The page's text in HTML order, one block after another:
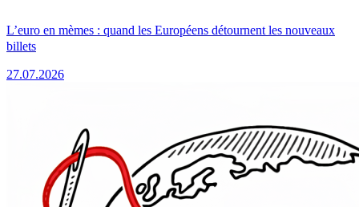
L’euro en mèmes : quand les Européens détournent les nouveaux
billets
27.07.2026